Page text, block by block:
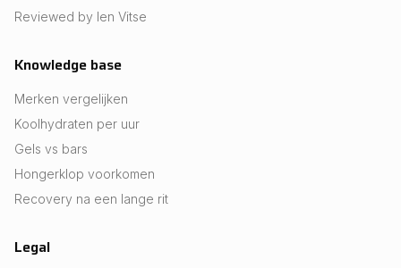
Reviewed by Ien Vitse
Knowledge base
Merken vergelijken
Koolhydraten per uur
Gels vs bars
Hongerklop voorkomen
Recovery na een lange rit
Legal